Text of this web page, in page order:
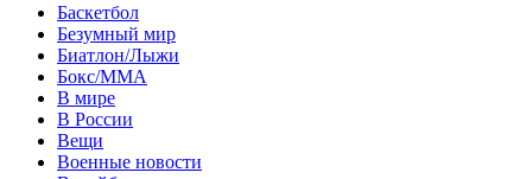
Баскетбол
Безумный мир
Биатлон/Лыжи
Бокс/MMA
В мире
В России
Вещи
Военные новости